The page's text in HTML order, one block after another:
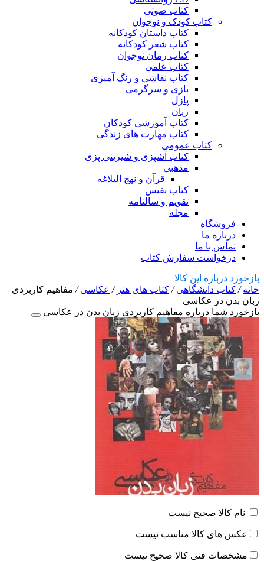
کتاب صوتی
کتاب کودک و نوجوان
کتاب داستان کودکانه
کتاب شعر کودکانه
کتاب رمان نوجوان
کتاب علمی
کتاب نقاشی و رنگ آمیزی
بازی و سرگرمی
پازل
زبان
کتاب آموزشی کودکان
کتاب مهارت های زندگی
کتاب عمومی
کتاب آشپزی و شیرینی پزی
مذهبی
قرآن و نهج البلاغه
کتاب نفیس
تقویم و سالنامه
مجله
فروشگاه
درباره ما
تماس با ما
درخواست سفارش کتاب
بازخورد درباره این کالا
خانه/ کتاب دانشگاهی/ کتاب های هنر / عکاسی/ مفاهیم کاربردی
زبان بدن در عکاسی
بازخورد شما درباره مفاهیم کاربردی زبان بدن در عکاسی
نام کالا صحیح نیست
عکس های کالا مناسب نیست
مشخصات فنی کالا صحیح نیست